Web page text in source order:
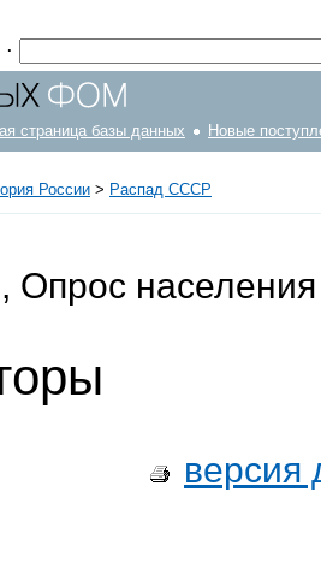
·
страница базы данных Новые
России > Распад СССР
Опрос населения
версия